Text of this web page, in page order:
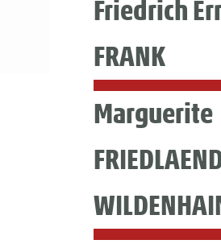
Friedrich
FRANK
Marguerite